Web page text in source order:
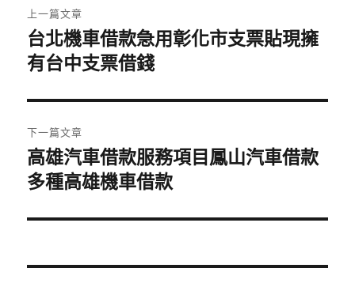
章
導
覽
上一篇文章
上
一
文
章:
台北機車借款急用彰化市支票貼現擁
有台中支票借錢
下一篇文章
下
一
文
高雄汽車借款服務項目鳳山汽車借款
多種高雄機車借款